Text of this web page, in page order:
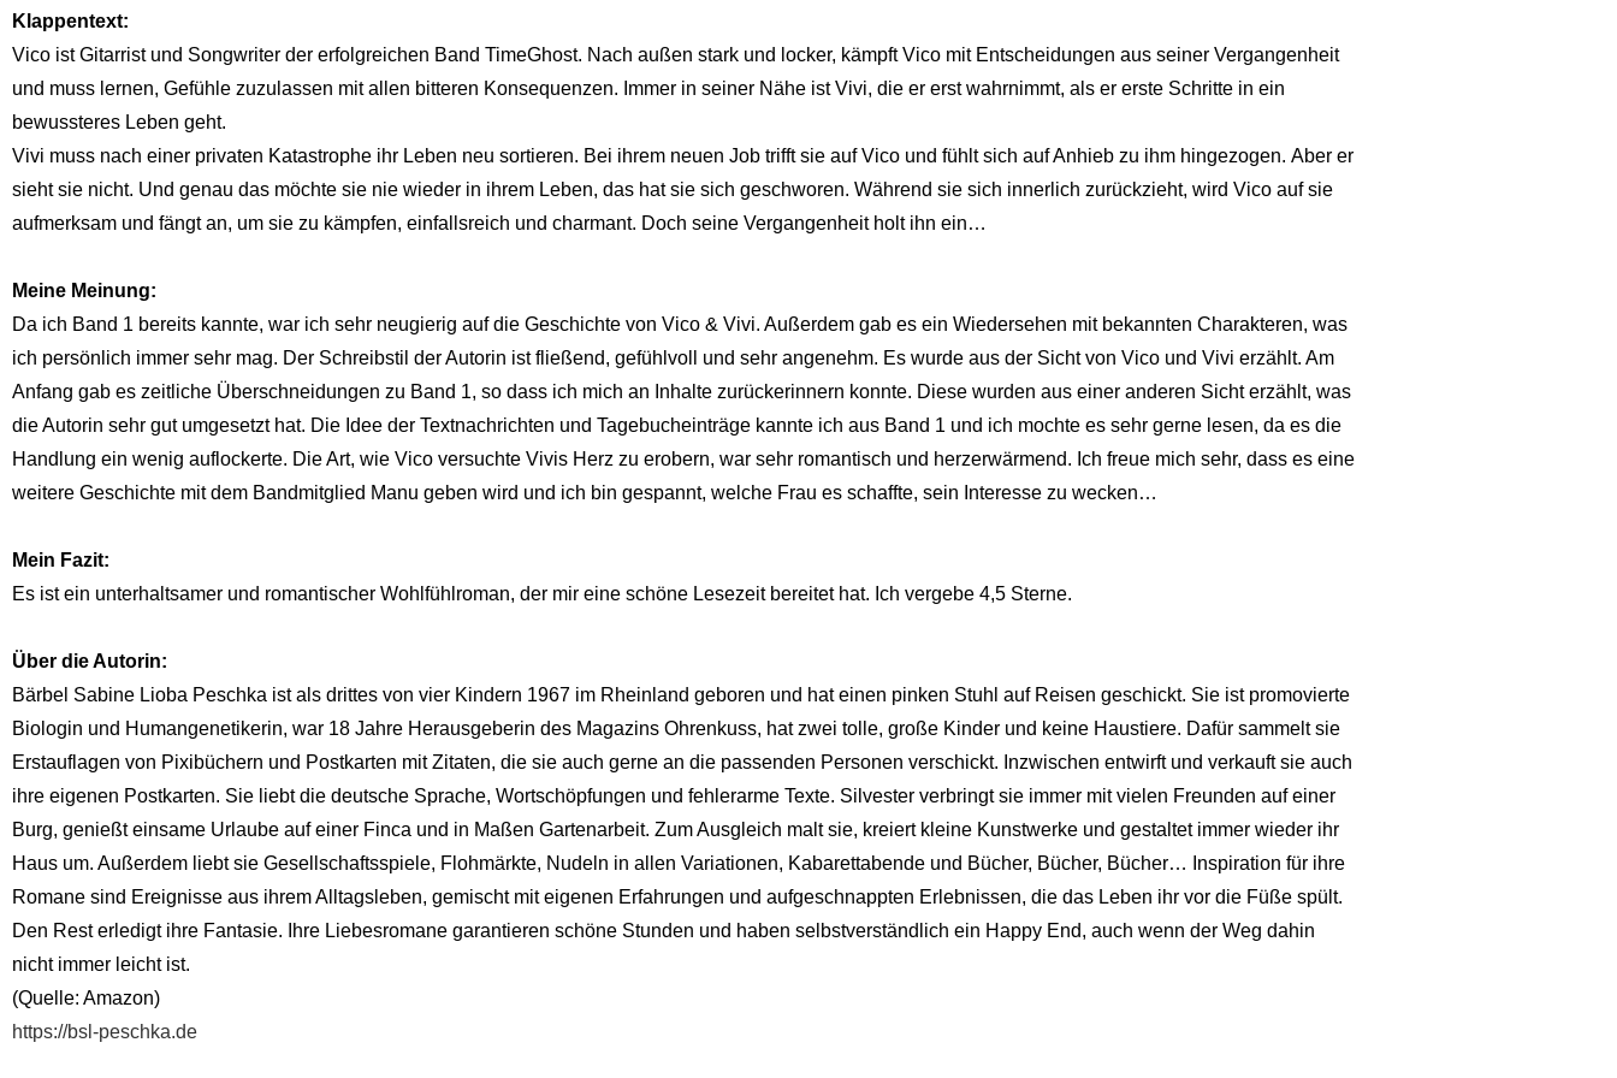
Klappentext:
Vico ist Gitarrist und Songwriter der erfolgreichen Band TimeGhost. Nach außen stark und locker, kämpft Vico mit Entscheidungen aus seiner Vergangenheit
und muss lernen, Gefühle zuzulassen mit allen bitteren Konsequenzen. Immer in seiner Nähe ist Vivi, die er erst wahrnimmt, als er erste Schritte in ein
bewussteres Leben geht.
Vivi muss nach einer privaten Katastrophe ihr Leben neu sortieren. Bei ihrem neuen Job trifft sie auf Vico und fühlt sich auf Anhieb zu ihm hingezogen. Aber er
sieht sie nicht. Und genau das möchte sie nie wieder in ihrem Leben, das hat sie sich geschworen. Während sie sich innerlich zurückzieht, wird Vico auf sie
aufmerksam und fängt an, um sie zu kämpfen, einfallsreich und charmant. Doch seine Vergangenheit holt ihn ein…
Meine Meinung:
Da ich Band 1 bereits kannte, war ich sehr neugierig auf die Geschichte von Vico & Vivi. Außerdem gab es ein Wiedersehen mit bekannten Charakteren, was
ich persönlich immer sehr mag. Der Schreibstil der Autorin ist fließend, gefühlvoll und sehr angenehm. Es wurde aus der Sicht von Vico und Vivi erzählt. Am
Anfang gab es zeitliche Überschneidungen zu Band 1, so dass ich mich an Inhalte zurückerinnern konnte. Diese wurden aus einer anderen Sicht erzählt, was
die Autorin sehr gut umgesetzt hat. Die Idee der Textnachrichten und Tagebucheinträge kannte ich aus Band 1 und ich mochte es sehr gerne lesen, da es die
Handlung ein wenig auflockerte. Die Art, wie Vico versuchte Vivis Herz zu erobern, war sehr romantisch und herzerwärmend. Ich freue mich sehr, dass es eine
weitere Geschichte mit dem Bandmitglied Manu geben wird und ich bin gespannt, welche Frau es schaffte, sein Interesse zu wecken…
Mein Fazit:
Es ist ein unterhaltsamer und romantischer Wohlfühlroman, der mir eine schöne Lesezeit bereitet hat. Ich vergebe 4,5 Sterne.
Über die Autorin:
Bärbel Sabine Lioba Peschka ist als drittes von vier Kindern 1967 im Rheinland geboren und hat einen pinken Stuhl auf Reisen geschickt. Sie ist promovierte
Biologin und Humangenetikerin, war 18 Jahre Herausgeberin des Magazins Ohrenkuss, hat zwei tolle, große Kinder und keine Haustiere. Dafür sammelt sie
Erstauflagen von Pixibüchern und Postkarten mit Zitaten, die sie auch gerne an die passenden Personen verschickt. Inzwischen entwirft und verkauft sie auch
ihre eigenen Postkarten. Sie liebt die deutsche Sprache, Wortschöpfungen und fehlerarme Texte. Silvester verbringt sie immer mit vielen Freunden auf einer
Burg, genießt einsame Urlaube auf einer Finca und in Maßen Gartenarbeit. Zum Ausgleich malt sie, kreiert kleine Kunstwerke und gestaltet immer wieder ihr
Haus um. Außerdem liebt sie Gesellschaftsspiele, Flohmärkte, Nudeln in allen Variationen, Kabarettabende und Bücher, Bücher, Bücher… Inspiration für ihre
Romane sind Ereignisse aus ihrem Alltagsleben, gemischt mit eigenen Erfahrungen und aufgeschnappten Erlebnissen, die das Leben ihr vor die Füße spült.
Den Rest erledigt ihre Fantasie. Ihre Liebesromane garantieren schöne Stunden und haben selbstverständlich ein Happy End, auch wenn der Weg dahin
nicht immer leicht ist.
(Quelle: Amazon)
https://bsl-peschka.de